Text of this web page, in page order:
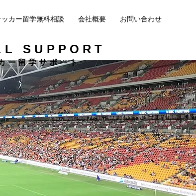
ッカー留学無料相談 会社概要 お問い合わせ
SUPPORT
ー留学サポート